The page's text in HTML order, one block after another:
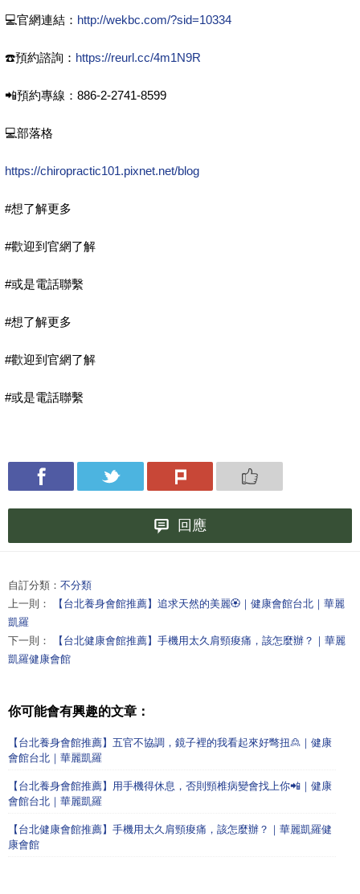
💻官網連結： http://wekbc.com/?sid=10334
☎️預約諮詢： https://reurl.cc/4m1N9R
📲預約專線：886-2-2741-8599
💻部落格
https://chiropractic101.pixnet.net/blog
#想了解更多
#歡迎到官網了解
#或是電話聯繫
#想了解更多
#歡迎到官網了解
#或是電話聯繫
回應
自訂分類： 不分類
上一則：
【台北養身會館推薦】追求天然的美麗🏵️｜健康會館台北｜華麗
凱羅
下一則：
【台北健康會館推薦】手機用太久肩頸痠痛，該怎麼辦？｜華麗
凱羅健康會館
你可能會有興趣的文章：
【台北養身會館推薦】五官不協調，鏡子裡的我看起來好彆扭🙎｜健康
會館台北｜華麗凱羅
【台北養身會館推薦】用手機得休息，否則頸椎病變會找上你📲｜健康
會館台北｜華麗凱羅
【台北健康會館推薦】手機用太久肩頸痠痛，該怎麼辦？｜華麗凱羅健
康會館